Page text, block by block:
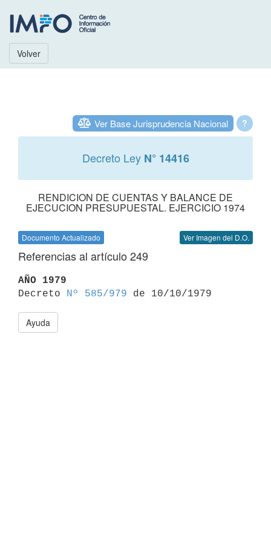
Volver
?
Ver Base Jurisprudencia Nacional
Decreto Ley N° 14416
RENDICION DE CUENTAS Y BALANCE DE
EJECUCION PRESUPUESTAL. EJERCICIO 1974
Documento Actualizado Ver Imagen del D.O.
Referencias al artículo 249
AÑO 1979
Decreto
Nº 585/979
Ayuda